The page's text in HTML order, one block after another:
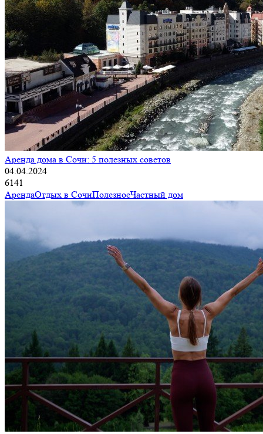
Аренда дома в Сочи: 5 полезных советов
04.04.2024
6141
АрендаОтдых в СочиПолезноеЧастный дом